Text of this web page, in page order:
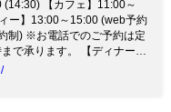
(14:30) 【カフェ】11:00～
ー】13:00～15:00 (web予約
制) ※お電話でのご予約は定
で承ります。 【ディナー】
予約の最終受付は20時でご